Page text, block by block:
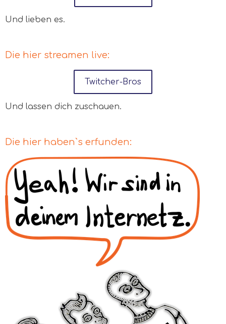
Und lieben es.
Die hier streamen live:
Twitcher-Bros
Und lassen dich zuschauen.
Die hier haben`s erfunden: